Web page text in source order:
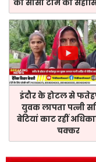
की सीसी टीम का
इंदौर के होटल से
युवक लापता पत्नी
बेटियां काट रहीं
चक्कर